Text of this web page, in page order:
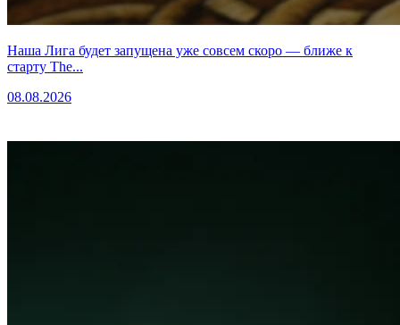
Наша Лига будет запущена уже совсем скоро — ближе к
старту The...
08.08.2026